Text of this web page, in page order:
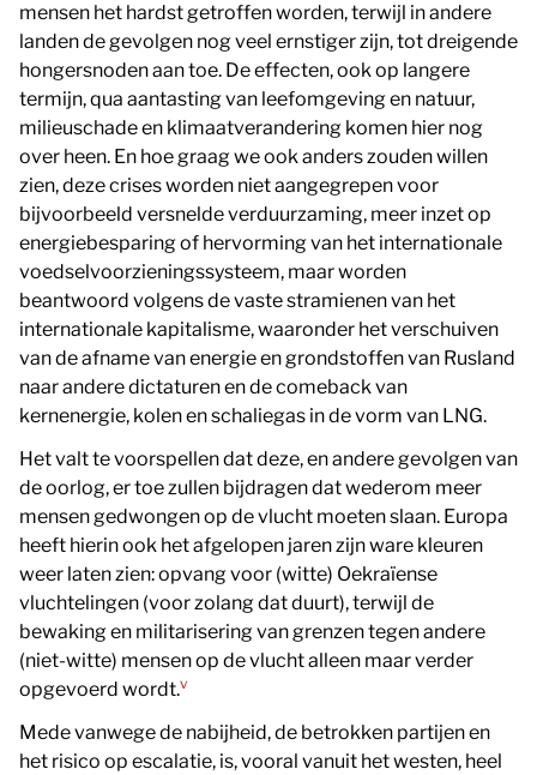
mensen het hardst getroffen worden, terwijl in andere
landen de gevolgen nog veel ernstiger zijn, tot dreigende
hongersnoden aan toe. De effecten, ook op langere
termijn, qua aantasting van leefomgeving en natuur,
milieuschade en klimaatverandering komen hier nog
over heen. En hoe graag we ook anders zouden willen
zien, deze crises worden niet aangegrepen voor
bijvoorbeeld versnelde verduurzaming, meer inzet op
energiebesparing of hervorming van het internationale
voedselvoorzieningssysteem, maar worden
beantwoord volgens de vaste stramienen van het
internationale kapitalisme, waaronder het verschuiven
van de afname van energie en grondstoffen van Rusland
naar andere dictaturen en de comeback van
kernenergie, kolen en schaliegas in de vorm van LNG.
Het valt te voorspellen dat deze, en andere gevolgen van
de oorlog, er toe zullen bijdragen dat wederom meer
mensen gedwongen op de vlucht moeten slaan. Europa
heeft hierin ook het afgelopen jaren zijn ware kleuren
weer laten zien: opvang voor (witte) Oekraïense
vluchtelingen (voor zolang dat duurt), terwijl de
bewaking en militarisering van grenzen tegen andere
(niet-witte) mensen op de vlucht alleen maar verder
opgevoerd wordt.v
Mede vanwege de nabijheid, de betrokken partijen en
het risico op escalatie, is, vooral vanuit het westen, heel